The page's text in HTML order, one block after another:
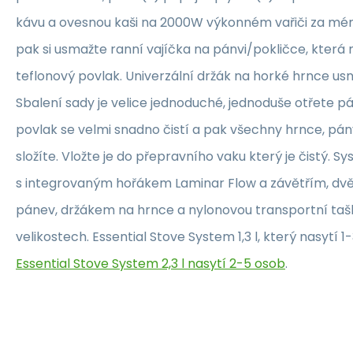
kávu a ovesnou kaši na 2000W výkonném vařiči za
pak si usmažte ranní vajíčka na pánvi/pokličce, která
teflonový povlak. Univerzální držák na horké hrnce
Sbalení sady je velice jednoduché, jednoduše otřete
povlak se velmi snadno čistí a pak všechny hrnce,
složíte. Vložte je do přepravního vaku který je čistý.
s integrovaným hořákem Laminar Flow a závětřím,
pánev, držákem na hrnce a nylonovou transportní
velikostech. Essential Stove System 1,3 l, který nasytí
Essential Stove System 2,3 l nasytí 2-5 osob.